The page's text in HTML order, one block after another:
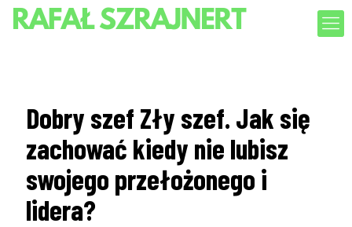
Dobry szef Zły szef. Jak się
zachować kiedy nie lubisz
swojego przełożonego i
lidera?